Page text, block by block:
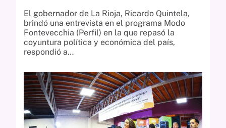
El gobernador de La Rioja, Ricardo Quintela,
brindó una entrevista en el programa Modo
Fontevecchia (Perfil) en la que repasó la
coyuntura política y económica del país,
respondió a…